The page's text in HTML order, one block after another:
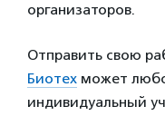
организаторов.
Отправить свою
Биотех может
индивидуальный